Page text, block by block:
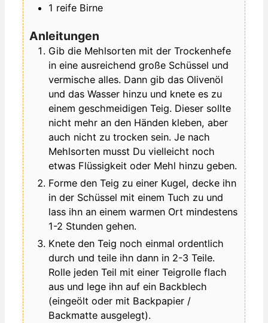
1 reife Birne
Anleitungen
Gib die Mehlsorten mit der Trockenhefe
in eine ausreichend große Schüssel und
vermische alles. Dann gib das Olivenöl
und das Wasser hinzu und knete es zu
einem geschmeidigen Teig. Dieser sollte
nicht mehr an den Händen kleben, aber
auch nicht zu trocken sein. Je nach
Mehlsorten musst Du vielleicht noch
etwas Flüssigkeit oder Mehl hinzu geben.
Forme den Teig zu einer Kugel, decke ihn
in der Schüssel mit einem Tuch zu und
lass ihn an einem warmen Ort mindestens
1-2 Stunden gehen.
Knete den Teig noch einmal ordentlich
durch und teile ihn dann in 2-3 Teile.
Rolle jeden Teil mit einer Teigrolle flach
aus und lege ihn auf ein Backblech
(eingeölt oder mit Backpapier /
Backmatte ausgelegt).